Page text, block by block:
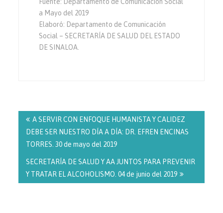
Fuente: Departamento de Comunicación Social
a Mayo del 2019
Elaboró: Departamento de Comunicación
Social – SECRETARÍA DE SALUD DEL ESTADO
DE SINALOA.
de
entradas
A SERVIR CON ENFOQUE HUMANISTA Y CALIDEZ
DEBE SER NUESTRO DÍA A DÍA: DR. EFREN ENCINAS
TORRES. 30 de mayo del 2019
SECRETARÍA DE SALUD Y AA JUNTOS PARA PREVENIR
Y TRATAR EL ALCOHOLISMO. 04 de junio del 2019